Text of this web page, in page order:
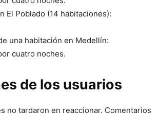
El Poblado (14 habitaciones):
una habitación en Medellín:
cuatro noches.
de los usuarios
no tardaron en reaccionar. Comentarios